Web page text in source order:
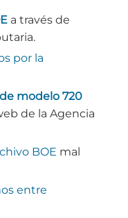
a través de
por la
modelo 720
de la Agencia
BOE mal
entre